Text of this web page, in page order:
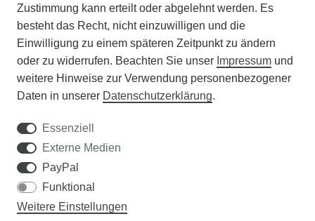
VERANSTALTUNGEN
APOTHEKERSCHRANK
WISSENSWERTES
DER WEG ZUM TRAUMRASEN
Samen Rohde GmbH
Zustimmung kann erteilt oder abgelehnt werden. Es
besteht das Recht, nicht einzuwilligen und die
Einwilligung zu einem späteren Zeitpunkt zu ändern
oder zu widerrufen. Beachten Sie unser Impressum und
weitere Hinweise zur Verwendung personenbezogener
Daten in unserer Daten­schutz­erklärung.
Essenziell
Externe Medien
PayPal
Funktional
Weitere Einstellungen